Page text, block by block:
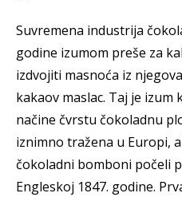
Suvremena industrija
godine izumom preše za
izdvojiti masnoća iz
kakaov maslac. Taj je
načine čvrstu čokoladnu
iznimno tražena u Europi,
čokoladni bomboni počeli
Engleskoj 1847. godine.